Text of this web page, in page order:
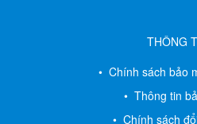
THÔNG
• Chính sách bảo
• Thông tin
• Chính sách